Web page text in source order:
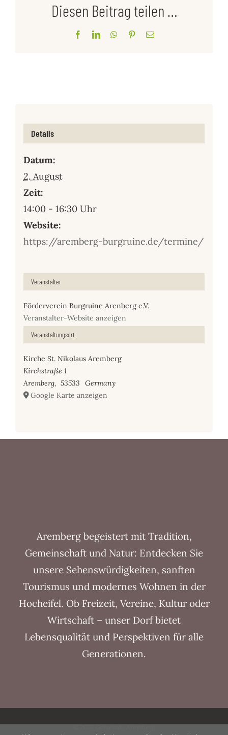
Diesen Beitrag teilen …
FacebookLinkedInWhatsApp
Pinterest
E-
Details
Datum:
2. August
Zeit:
14:00 - 16:30 Uhr
Website:
https://aremberg-burgruine.de/termine/
Veranstaltungsort
Kirche St. Nikolaus Aremberg
Kirchstraße 1
Aremberg, 53533
Germany
Google Karte anzeigen
Veranstalter
Förderverein Burgruine Arenberg e.V.
Veranstalter-Website anzeigen
Aremberg begeistert mit Tradition,
Gemeinschaft und Natur: Entdecken Sie
unsere Sehenswürdigkeiten, sanften
Tourismus und modernes Wohnen in der
Hocheifel. Ob Freizeit, Vereine, Kultur oder
Wirtschaft – unser Dorf bietet
Lebensqualität und Perspektiven für alle
Generationen.